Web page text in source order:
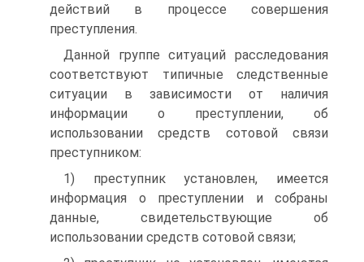
действий в процессе совершения
преступления.
Данной группе ситуаций расследования
соответствуют типичные следственные
ситуации в зависимости от наличия
информации о преступлении, об
использовании средств сотовой связи
преступником:
1) преступник установлен, имеется
информация о преступлении и собраны
данные, свидетельствующие об
использовании средств сотовой связи;